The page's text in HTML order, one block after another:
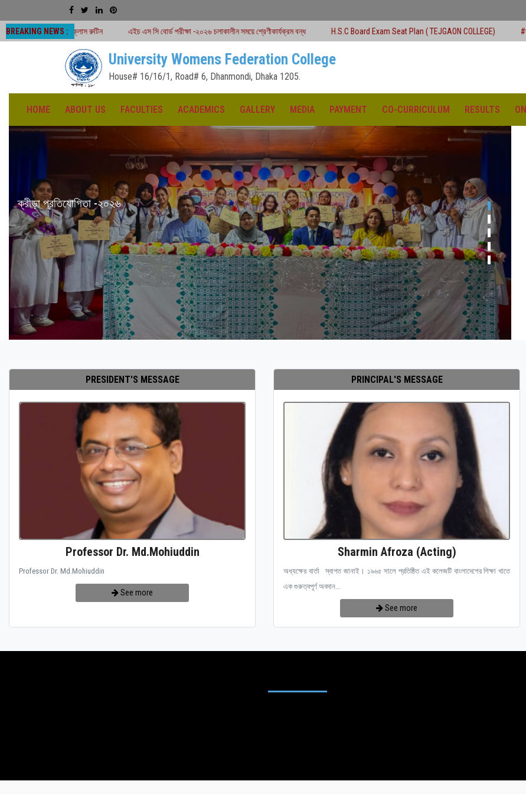
BREAKING NEWS :
রুটিন এইচ এস সি বোর্ড পরীক্ষা -২০২৬ চলাকালীন সময়ে শ্রেণীকার্যক্রম বন্ধ H.S.C Board Exam Seat Plan ( TEJGAON COLLEGE) #অনার্স প্রথম বর্ষ (২০২৫-২৬)
University Womens Federation College
House# 16/16/1, Road# 6, Dhanmondi, Dhaka 1205.
HOME ABOUT US FACULTIES ACADEMICS GALLERY MEDIA PAYMENT CO-CURRICULUM RESULTS
১৪৩৩
PRESIDENT'S MESSAGE
Professor Dr. Md.Mohiuddin
Professor Dr. Md.Mohiuddin
See more
PRINCIPAL'S MESSAGE
Sharmin Afroza (Acting)
অধ্যক্ষের বার্তা স্বাগত জানাই। ১৯৬৫ সালে প্রতিষ্ঠিত এই কলেজটি বাংলাদেশের শিক্ষা খাতে
এক গুরুত্বপূর্ণ অবদান...
See more